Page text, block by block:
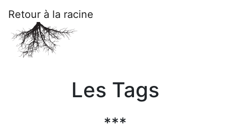
Retour à la racine
Les Tags
***